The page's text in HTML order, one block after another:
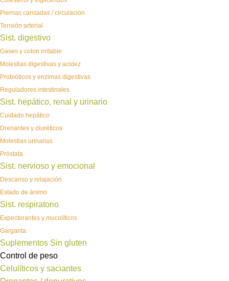
Piernas cansadas / circulación
Tensión arterial
Sist. digestivo
Gases y colon irritable
Molestias digestivas y acidez
Probióticos y enzimas digestivas
Reguladores intestinales
Sist. hepático, renal y urinario
Cuidado hepático
Drenantes y diuréticos
Molestias urinarias
Próstata
Sist. nervioso y emocional
Descanso y relajación
Estado de ánimo
Sist. respiratorio
Expectorantes y mucolíticos
Garganta
Suplementos Sin gluten
Control de peso
Celulíticos y saciantes